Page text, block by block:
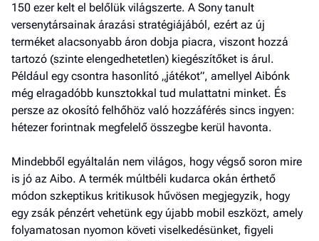
150 ezer kelt el belőlük világszerte. A Sony tanult
versenytársainak árazási stratégiájából, ezért az új
terméket alacsonyabb áron dobja piacra, viszont hozzá
tartozó (szinte elengedhetetlen) kiegészítőket is árul.
Például egy csontra hasonlító „játékot”, amellyel Aibónk
még elragadóbb kunsztokkal tud mulattatni minket. És
persze az okosító felhőhöz való hozzáférés sincs ingyen:
hétezer forintnak megfelelő összegbe kerül havonta.
Mindebből egyáltalán nem világos, hogy végső soron mire
is jó az Aibo. A termék múltbéli kudarca okán érthető
módon szkeptikus kritikusok hűvösen megjegyzik, hogy
egy zsák pénzért vehetünk egy újabb mobil eszközt, amely
folyamatosan nyomon követi viselkedésünket, figyeli